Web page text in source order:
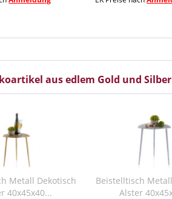
aus edlem Gold und Silber
Beistelltisch Metall Dekotisch
Alster 40x45x40...